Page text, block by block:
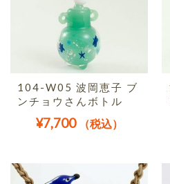
104-W05 波岡恵子 ブ
ンチョウさんボトル
¥7,700 （税込）